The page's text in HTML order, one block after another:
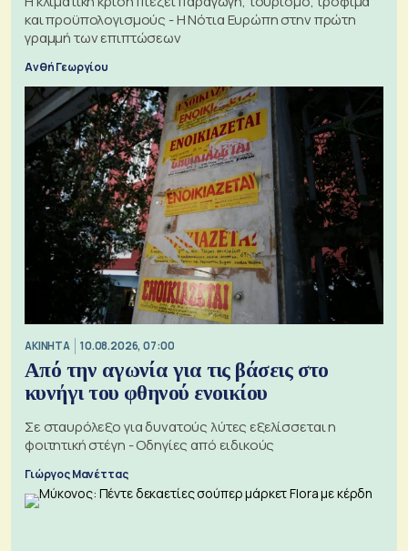
και προϋπολογισμούς - Η Νότια Ευρώπη στην πρώτη
γραμμή των επιπτώσεων
Ανθή Γεωργίου
ΑΚΙΝΗΤΑ 10.08.2026, 07:00
Από την αγωνία για τις βάσεις στο
κυνήγι του φθηνού ενοικίου
Σε σταυρόλεξο για δυνατούς λύτες εξελίσσεται η
φοιτητική στέγη - Οδηγίες από ειδικούς
Γιώργος Μανέττας